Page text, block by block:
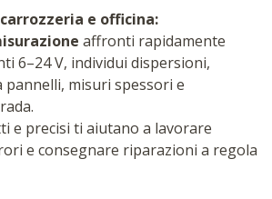
e officina:
affronti rapidamente
6–24 V, individui dispersioni,
misuri spessori e
e precisi ti aiutano a lavorare
e consegnare riparazioni a regola